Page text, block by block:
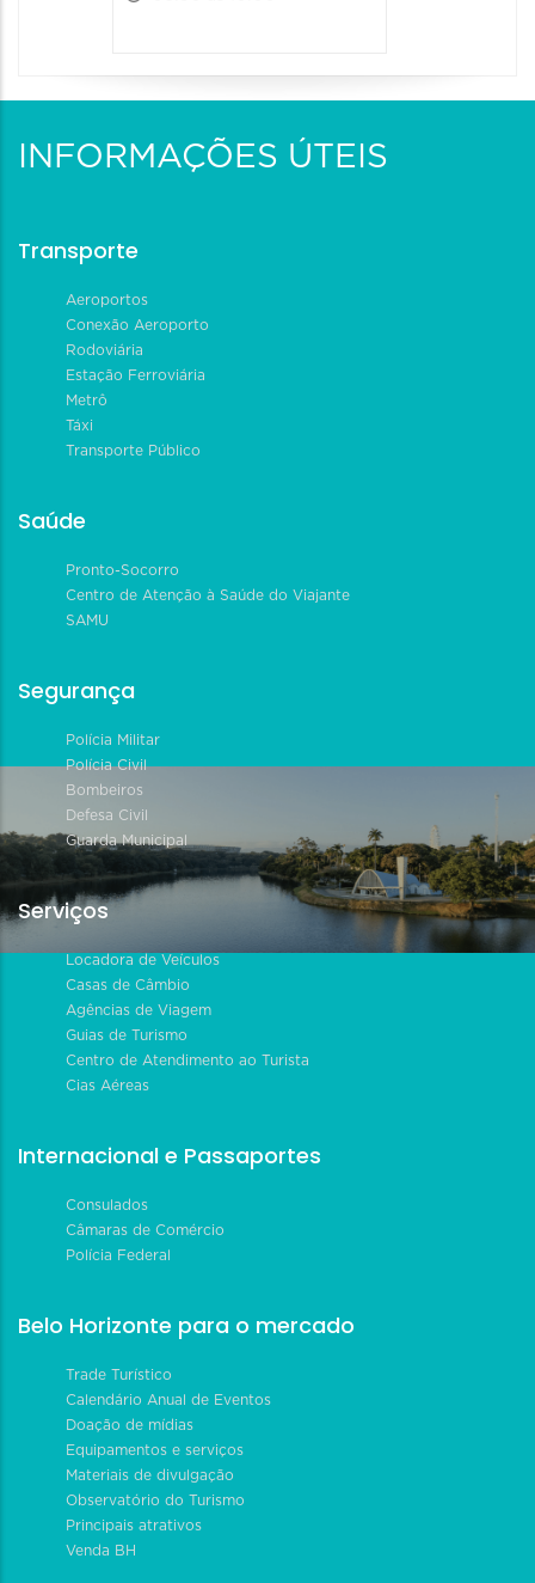
INFORMAÇÕES ÚTEIS
Transporte
Aeroportos
Conexão Aeroporto
Rodoviária
Estação Ferroviária
Metrô
Táxi
Transporte Público
Saúde
Pronto-Socorro
Centro de Atenção à Saúde do Viajante
SAMU
Segurança
Polícia Militar
Polícia Civil
Bombeiros
Defesa Civil
Guarda Municipal
Serviços
Locadora de Veículos
Casas de Câmbio
Agências de Viagem
Guias de Turismo
Centro de Atendimento ao Turista
Cias Aéreas
Internacional e Passaportes
Consulados
Câmaras de Comércio
Polícia Federal
Belo Horizonte para o mercado
Trade Turístico
Calendário Anual de Eventos
Doação de mídias
Equipamentos e serviços
Materiais de divulgação
Observatório do Turismo
Principais atrativos
Venda BH